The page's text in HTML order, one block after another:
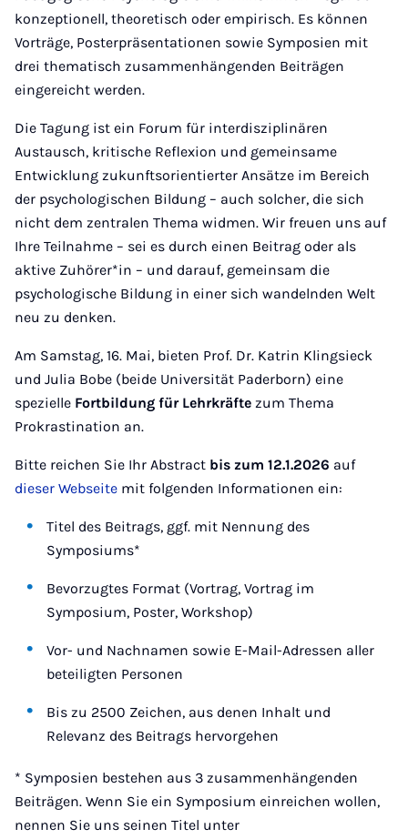
konzeptionell, theoretisch oder empirisch. Es können
Vorträge, Posterpräsentationen sowie Symposien mit
drei thematisch zusammenhängenden Beiträgen
eingereicht werden.
Die Tagung ist ein Forum für interdisziplinären
Austausch, kritische Reflexion und gemeinsame
Entwicklung zukunftsorientierter Ansätze im Bereich
der psychologischen Bildung – auch solcher, die sich
nicht dem zentralen Thema widmen. Wir freuen uns auf
Ihre Teilnahme – sei es durch einen Beitrag oder als
aktive Zuhörer*in – und darauf, gemeinsam die
psychologische Bildung in einer sich wandelnden Welt
neu zu denken.
Am Samstag, 16. Mai, bieten Prof. Dr. Katrin Klingsieck
und Julia Bobe (beide Universität Paderborn) eine
spezielle Fortbildung für Lehrkräfte zum Thema
Prokrastination an.
Bitte reichen Sie Ihr Abstract bis zum 12.1.2026 auf
dieser Webseite mit folgenden Informationen ein:
Titel des Beitrags, ggf. mit Nennung des
Symposiums*
Bevorzugtes Format (Vortrag, Vortrag im
Symposium, Poster, Workshop)
Vor- und Nachnamen sowie E-Mail-Adressen aller
beteiligten Personen
Bis zu 2500 Zeichen, aus denen Inhalt und
Relevanz des Beitrags hervorgehen
* Symposien bestehen aus 3 zusammenhängenden
Beiträgen. Wenn Sie ein Symposium einreichen wollen,
nennen Sie uns seinen Titel unter